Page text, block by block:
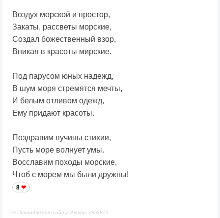
Воздух морской и простор,
Закаты, рассветы морские,
Создал божественный взор,
Вникая в красоты мирские.
Под парусом юных надежд,
В шум моря стремятся мечты,
И белым отливом одежд,
Ему придают красоты.
Поздравим пучины стихии,
Пусть море волнует умы.
Восславим походы морские,
Чтоб с морем мы были дружны!
8
© Принадлежит сайту. Автор: dim3875